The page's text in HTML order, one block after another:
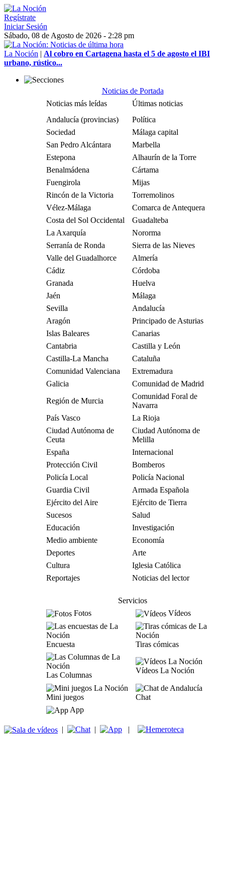
Regístrate
Iniciar Sesión
Sábado, 08 de Agosto de 2026 - 2:28 pm
La Noción | Al cobro en Cartagena hasta el 5 de agosto el IBI
urbano, rústico...
Noticias de Portada
Noticias más leídas
Últimas noticias
Andalucía (provincias)
Política
Sociedad
Málaga capital
San Pedro Alcántara
Marbella
Estepona
Alhaurín de la Torre
Benalmádena
Cártama
Fuengirola
Mijas
Rincón de la Victoria
Torremolinos
Vélez-Málaga
Comarca de Antequera
Costa del Sol Occidental
Guadalteba
La Axarquía
Nororma
Serranía de Ronda
Sierra de las Nieves
Valle del Guadalhorce
Almería
Cádiz
Córdoba
Granada
Huelva
Jaén
Málaga
Sevilla
Andalucía
Aragón
Principado de Asturias
Islas Baleares
Canarias
Cantabria
Castilla y León
Castilla-La Mancha
Cataluña
Comunidad Valenciana
Extremadura
Galicia
Comunidad de Madrid
Región de Murcia
Comunidad Foral de
Navarra
País Vasco
La Rioja
Ciudad Autónoma de
Ceuta
Ciudad Autónoma de
Melilla
España
Internacional
Protección Civil
Bomberos
Policía Local
Policía Nacional
Guardia Civil
Armada Española
Ejército del Aire
Ejército de Tierra
Sucesos
Salud
Educación
Investigación
Medio ambiente
Economía
Deportes
Arte
Cultura
Iglesia Católica
Reportajes
Noticias del lector
Servicios
Fotos
Vídeos
Encuesta Tiras cómicas
Las Columnas
Vídeos La Noción
Mini juegos
Chat
App
| | |